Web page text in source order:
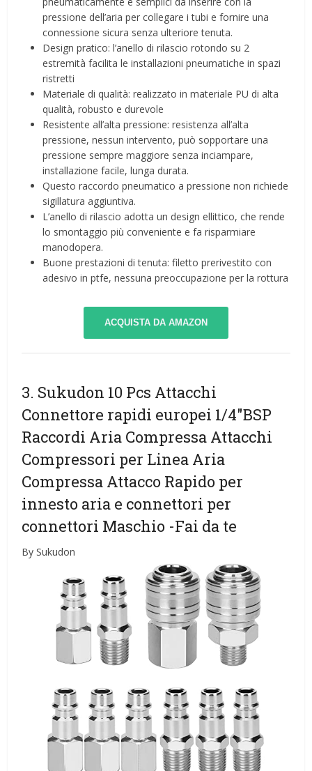
pressione dell’aria per collegare i tubi e fornire una
connessione sicura senza ulteriore tenuta.
Design pratico: l’anello di rilascio rotondo su 2
estremità facilita le installazioni pneumatiche in spazi
ristretti
Materiale di qualità: realizzato in materiale PU di alta
qualità, robusto e durevole
Resistente all’alta pressione: resistenza all’alta
pressione, nessun intervento, può sopportare una
pressione sempre maggiore senza inciampare,
installazione facile, lunga durata.
Questo raccordo pneumatico a pressione non richiede
sigillatura aggiuntiva.
L’anello di rilascio adotta un design ellittico, che rende
lo smontaggio più conveniente e fa risparmiare
manodopera.
Buone prestazioni di tenuta: filetto prerivestito con
adesivo in ptfe, nessuna preoccupazione per la rottura
ACQUISTA DA AMAZON
3. Sukudon 10 Pcs Attacchi
Connettore rapidi europei 1/4″BSP
Raccordi Aria Compressa Attacchi
Compressori per Linea Aria
Compressa Attacco Rapido per
innesto aria e connettori per
connettori Maschio -Fai da te
By Sukudon